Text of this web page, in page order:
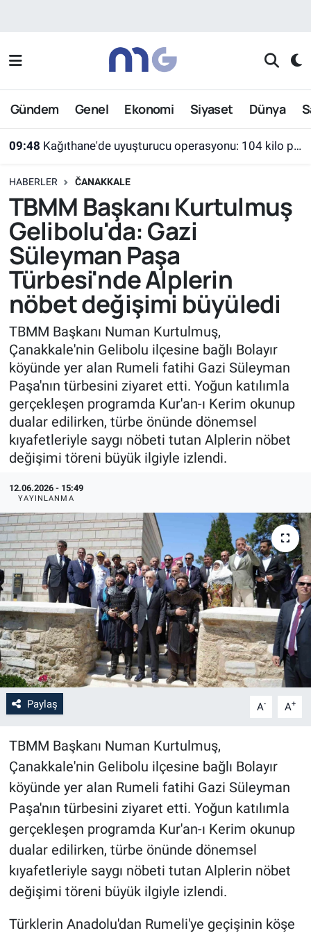
Gündem Genel Ekonomi Siyaset Dünya
09:48 Kağıthane'de uyuşturucu operasyonu: 104 kilo pregabalin ele geçirildi
HABERLER ČANAKKALE
TBMM Başkanı Kurtulmuş
Gelibolu'da: Gazi
Süleyman Paşa
Türbesi'nde Alplerin
nöbet değişimi büyüledi
TBMM Başkanı Numan Kurtulmuş,
Çanakkale'nin Gelibolu ilçesine bağlı Bolayır
köyünde yer alan Rumeli fatihi Gazi Süleyman
Paşa'nın türbesini ziyaret etti. Yoğun katılımla
gerçekleşen programda Kur'an-ı Kerim okunup
dualar edilirken, türbe önünde dönemsel
kıyafetleriyle saygı nöbeti tutan Alplerin nöbet
değişimi töreni büyük ilgiyle izlendi.
12.06.2026 - 15:49
YAYINLANMA
Paylaş A- A+
TBMM Başkanı Numan Kurtulmuş,
Çanakkale'nin Gelibolu ilçesine bağlı Bolayır
köyünde yer alan Rumeli fatihi Gazi Süleyman
Paşa'nın türbesini ziyaret etti. Yoğun katılımla
gerçekleşen programda Kur'an-ı Kerim okunup
dualar edilirken, türbe önünde dönemsel
kıyafetleriyle saygı nöbeti tutan Alplerin nöbet
değişimi töreni büyük ilgiyle izlendi.
Türklerin Anadolu'dan Rumeli'ye geçişinin köşe
Nöbetçi Eczaneler
Hava Durumu
Süper Lig Puan Durumu ve Fikstür
Tüm Manşetler
Son Dakika Haberleri
Haber Arşivi